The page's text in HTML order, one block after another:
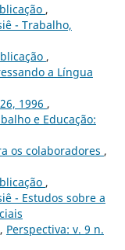
,
- Trabalho,
,
a Língua
1996 ,
e Educação:
os colaboradores ,
,
- Estudos sobre a
, Perspectiva: v. 9 n.